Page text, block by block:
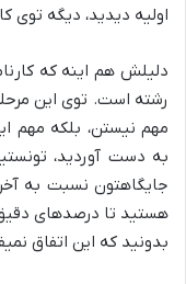
اولیه دیدید، دیگه توی
دلیلش هم اینه که
رشته است. توی این
مهم نیستن، بلکه مهم
به دست آوردید،
جایگاهتون نسبت به
هستید تا درصدهای
بدونید که این اتفاق